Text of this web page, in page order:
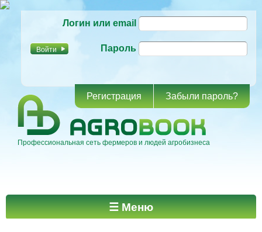
основному
Логин или email
Пароль
Регистрация Забыли пароль?
Профессиональная сеть фермеров и людей агробизнеса
Главное меню ☰ Меню